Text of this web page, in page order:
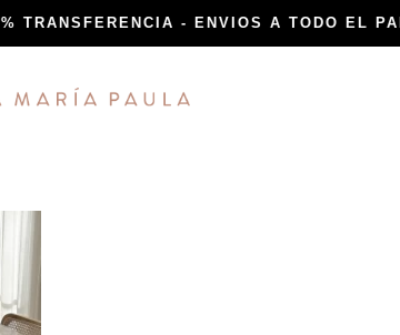
- ENVIOS A TODO EL